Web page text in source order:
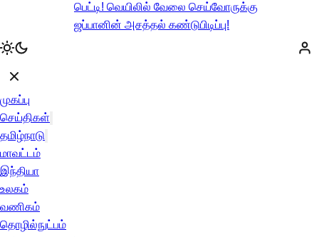
பெட்டி! வெயிலில் வேலை செய்வோருக்கு
ஜப்பானின் அசத்தல் கண்டுபிடிப்பு!
முகப்பு
செய்திகள்
தமிழ்நாடு
மாவட்டம்
இந்தியா
உலகம்
வணிகம்
தொழில்நுட்பம்